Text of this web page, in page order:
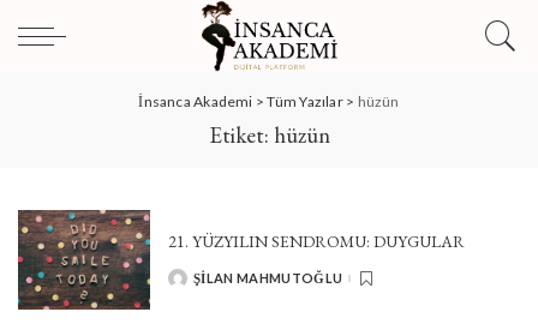
İnsanca Akademi >Tüm Yazılar> hüzün
Etiket: hüzün
21. YÜZYILIN SENDROMU: DUYGULAR
POSTED
ŞILAN MAHMUTOĞLU